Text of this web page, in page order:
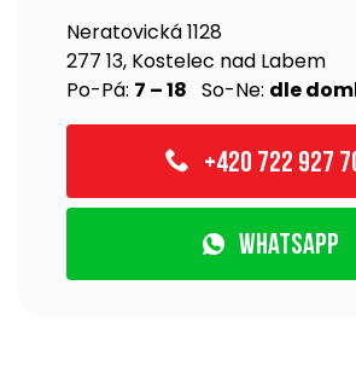
Neratovická 1128
277 13, Kostelec nad Labem
Po-Pá: 7 – 18 So-Ne: dle
+420 722 927
WhatsApp